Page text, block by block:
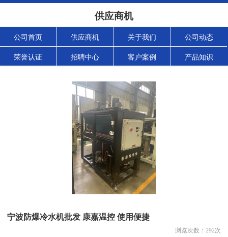
供应商机
公司首页 供应商机 关于我们 公司动态
荣誉认证 招聘中心 客户案例 产品知识
宁波防爆冷水机批发 康嘉温控 使用便捷
浏览次数： 292次